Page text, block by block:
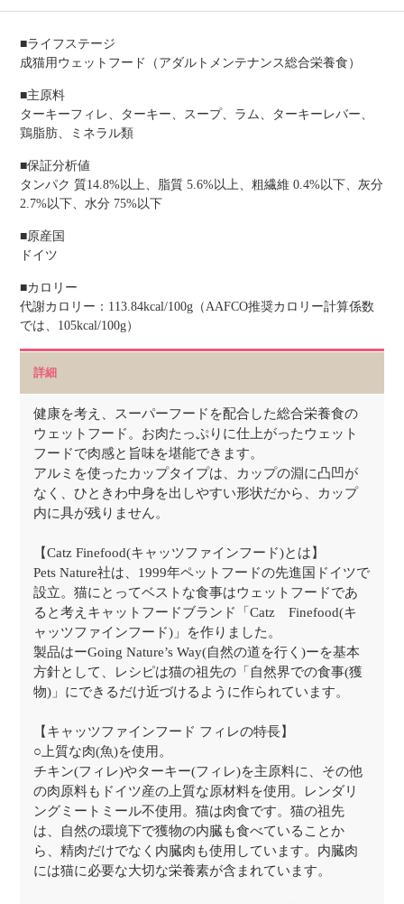
■ライフステージ
成猫用ウェットフード（アダルトメンテナンス総合栄養食）
■主原料
ターキーフィレ、ターキー、スープ、ラム、ターキーレバー、
鶏脂肪、ミネラル類
■保証分析値
タンパク 質14.8%以上、脂質 5.6%以上、粗繊維 0.4%以下、灰分
2.7%以下、水分 75%以下
■原産国
ドイツ
■カロリー
代謝カロリー：113.84kcal/100g（AAFCO推奨カロリー計算係数
では、105kcal/100g）
詳細
健康を考え、スーパーフードを配合した総合栄養食の
ウェットフード。お肉たっぷりに仕上がったウェット
フードで肉感と旨味を堪能できます。
アルミを使ったカップタイプは、カップの淵に凸凹が
なく、ひときわ中身を出しやすい形状だから、カップ
内に具が残りません。
【Catz Finefood(キャッツファインフード)とは】
Pets Nature社は、1999年ペットフードの先進国ドイツで
設立。猫にとってベストな食事はウェットフードであ
ると考えキャットフードブランド「Catz Finefood(キ
ャッツファインフード)」を作りました。
製品はーGoing Nature’s Way(自然の道を行く)ーを基本
方針として、レシピは猫の祖先の「自然界での食事(獲
物)」にできるだけ近づけるように作られています。
【キャッツファインフード フィレの特長】
○上質な肉(魚)を使用。
チキン(フィレ)やターキー(フィレ)を主原料に、その他
の肉原料もドイツ産の上質な原材料を使用。レンダリ
ングミートミール不使用。猫は肉食です。猫の祖先
は、自然の環境下で獲物の内臓も食べていることか
ら、精肉だけでなく内臓肉も使用しています。内臓肉
には猫に必要な大切な栄養素が含まれています。